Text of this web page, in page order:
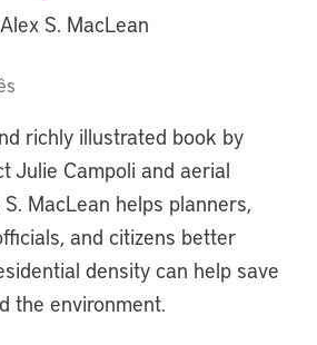
S. MacLean
richly illustrated book by
Julie Campoli and aerial
MacLean helps planners,
and citizens better
density can help save
the environment.